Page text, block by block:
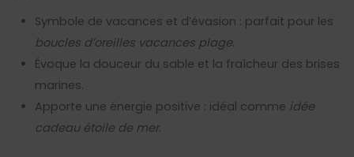
Symbole de vacances et d’évasion : parfait pour les
boucles d’oreilles vacances plage.
Évoque la douceur du sable et la fraîcheur des brises
marines.
Apporte une énergie positive : idéal comme idée
cadeau étoile de mer.